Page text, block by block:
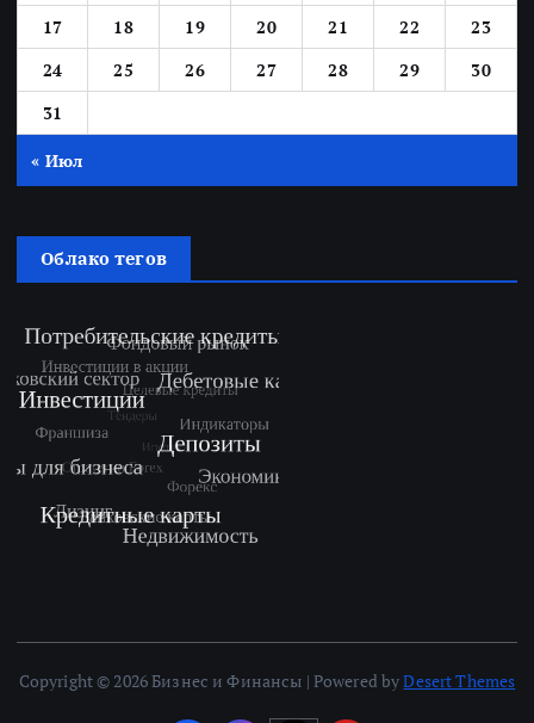
17
18 19 20 21 22
23
24
25 26 27 28 29
30
31
« Июл
Облако тегов
Copyright © 2026 Бизнес и Финансы | Powered byDesert Themes